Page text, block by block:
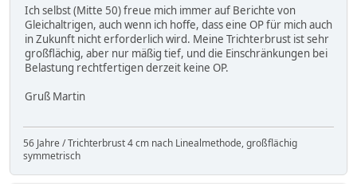
Ich selbst (Mitte 50) freue mich immer auf Berichte von
Gleichaltrigen, auch wenn ich hoffe, dass eine OP für mich auch
in Zukunft nicht erforderlich wird. Meine Trichterbrust ist sehr
großflächig, aber nur mäßig tief, und die Einschränkungen bei
Belastung rechtfertigen derzeit keine OP.
Gruß Martin
56 Jahre / Trichterbrust 4 cm nach Linealmethode, großflächig
symmetrisch